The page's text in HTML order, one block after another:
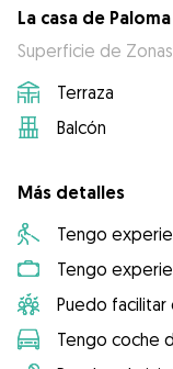
La casa de Paloma
Superficie de
Terraza
Balcón
Más detalles
Tengo
Tengo
Puedo
Tengo coche